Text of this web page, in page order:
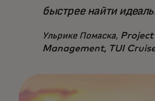
быстрее найти
Ульрике Помаска,
Management, TUI